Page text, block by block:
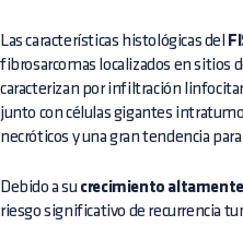
Las características histológicas del
fibrosarcomas localizados en sitios
caracterizan por infiltración
junto con células gigantes
necróticos y una gran tendencia
Debido a su crecimiento
riesgo significativo de recurrencia